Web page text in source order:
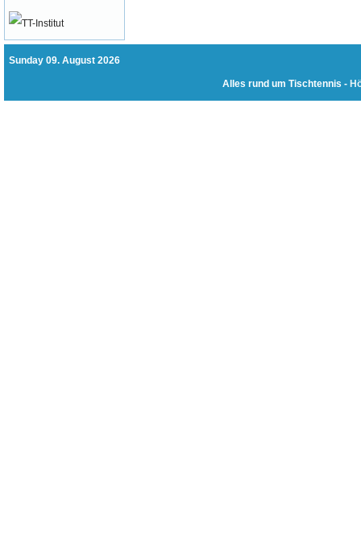
Sunday 09. August 2026
Alles rund um Tischtennis -